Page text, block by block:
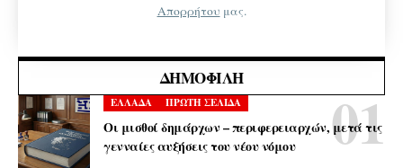
Απορρήτου μας.
ΔΗΜΟΦΙΛΉ
ΕΛΛΑΔΑ ΠΡΩΤΗ ΣΕΛΙΔΑ
Οι μισθοί δημάρχων – περιφερειαρχών, μετά τις
γενναίες αυξήσεις του νέου νόμου